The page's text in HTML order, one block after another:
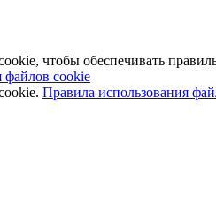
чтобы обеспечивать
файлов cookie
Правила использования